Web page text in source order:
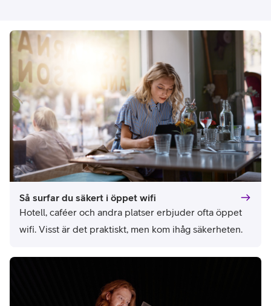
Så surfar du säkert i öppet wifi
Hotell, caféer och andra platser erbjuder ofta öppet
wifi. Visst är det praktiskt, men kom ihåg säkerheten.